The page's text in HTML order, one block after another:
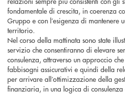
fondamentale di crescita, in coerenza
Gruppo e con l’esigenza di mantenere
territorio.
Nel corso della mattinata sono state
servizio che consentiranno di elevare
consulenza, attraverso un approccio
fabbisogni assicurativi e quindi della
per arrivare all’ottimizzazione della
finanziaria, in una logica di